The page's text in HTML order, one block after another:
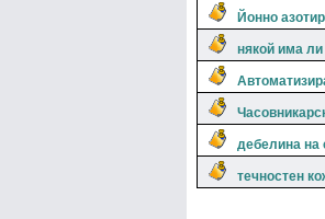
Йонно
някой има ли
дебелина на
течностен